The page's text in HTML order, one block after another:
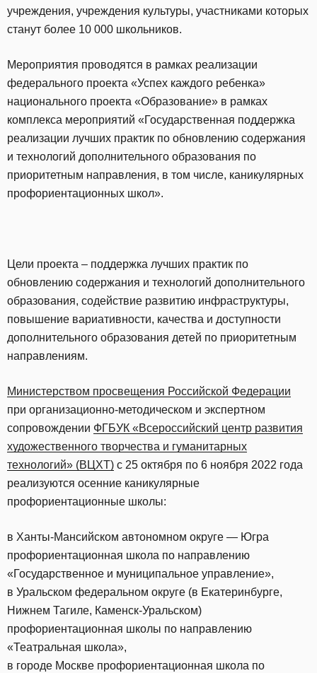
учреждения, учреждения культуры, участниками которых
станут более 10 000 школьников.
Мероприятия проводятся в рамках реализации
федерального проекта «Успех каждого ребенка»
национального проекта «Образование» в рамках
комплекса мероприятий «Государственная поддержка
реализации лучших практик по обновлению содержания
и технологий дополнительного образования по
приоритетным направления, в том числе, каникулярных
профориентационных школ».
Цели проекта – поддержка лучших практик по
обновлению содержания и технологий дополнительного
образования, содействие развитию инфраструктуры,
повышение вариативности, качества и доступности
дополнительного образования детей по приоритетным
направлениям.
Министерством просвещения Российской Федерации
при организационно-методическом и экспертном
сопровождении ФГБУК «Всероссийский центр развития
художественного творчества и гуманитарных
технологий» (ВЦХТ) с 25 октября по 6 ноября 2022 года
реализуются осенние каникулярные
профориентационные школы:
в Ханты-Мансийском автономном округе — Югра
профориентационная школа по направлению
«Государственное и муниципальное управление»,
в Уральском федеральном округе (в Екатеринбурге,
Нижнем Тагиле, Каменск-Уральском)
профориентационная школы по направлению
«Театральная школа»,
в городе Москве профориентационная школа по